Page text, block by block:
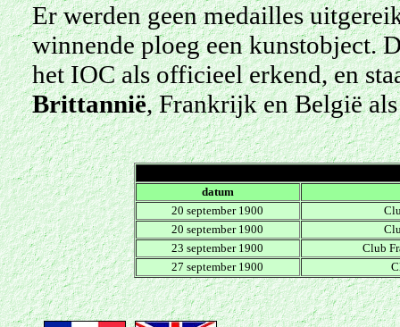
Er werden geen medailles
winnende ploeg een kunstobject.
het IOC als officieel erkend, en
Brittannië, Frankrijk en België
datum
20 september 1900
20 september 1900
23 september 1900
Club
27 september 1900